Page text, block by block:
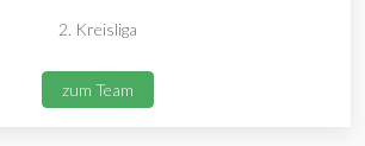
2. Kreisliga
zum Team